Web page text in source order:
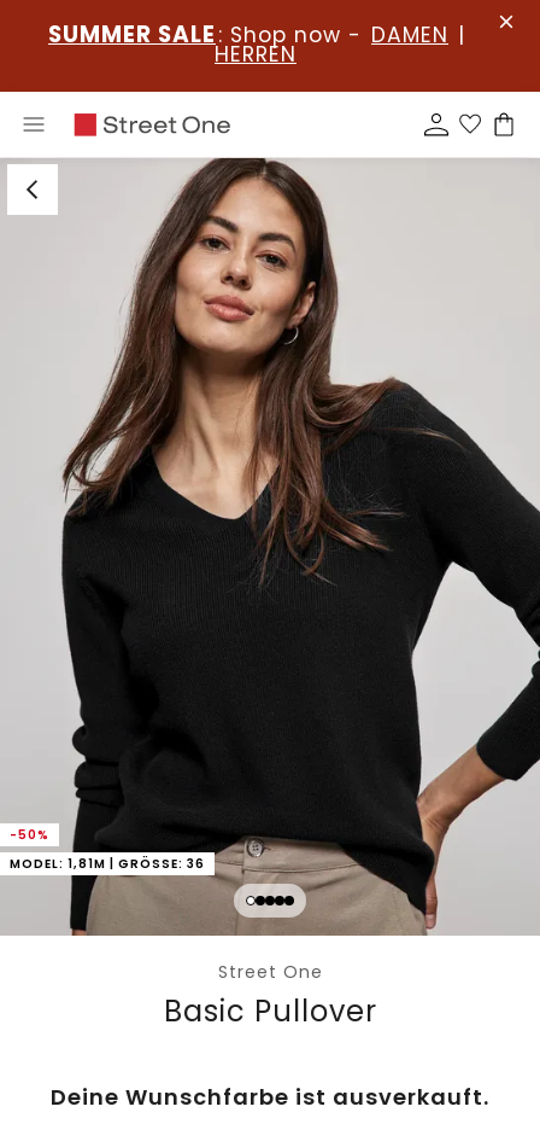
SUMMER SALE : Shop now - DAMEN |
HERREN
-50%
MODEL: 1,81M | GRÖSSE: 36
Street One
Basic Pullover
Deine Wunschfarbe ist ausverkauft.